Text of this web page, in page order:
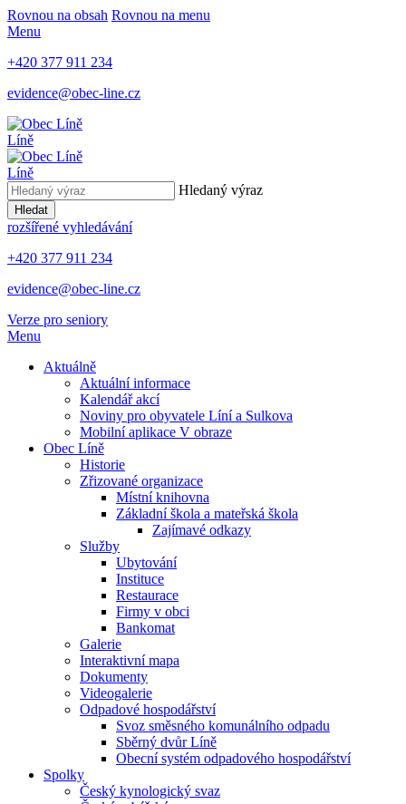
Rovnou na obsah Rovnou na menu
Menu
+420 377 911 234
evidence@obec-line.cz
Líně
Líně
Hledaný výraz
Hledat
rozšířené vyhledávání
+420 377 911 234
evidence@obec-line.cz
Verze pro seniory
Menu
Aktuálně
Aktuální informace
Kalendář akcí
Noviny pro obyvatele Líní a Sulkova
Mobilní aplikace V obraze
Obec Líně
Historie
Zřizované organizace
Místní knihovna
Základní škola a mateřská škola
Zajímavé odkazy
Služby
Ubytování
Instituce
Restaurace
Firmy v obci
Bankomat
Galerie
Interaktivní mapa
Dokumenty
Videogalerie
Odpadové hospodářství
Svoz směsného komunálního odpadu
Sběrný dvůr Líně
Obecní systém odpadového hospodářství
Spolky
Český kynologický svaz